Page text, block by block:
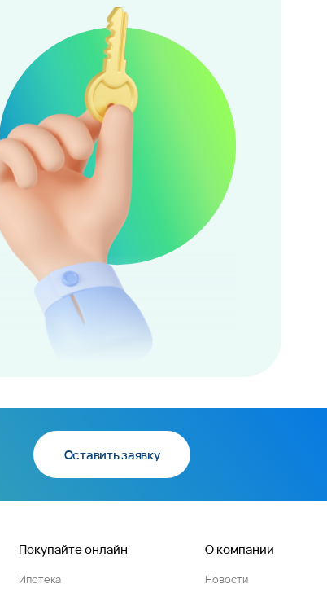
Оставить заявку
Покупайте онлайн
Ипотека
О компании
Новости